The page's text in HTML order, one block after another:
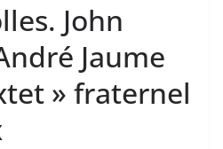
John
Jaume
» fraternel